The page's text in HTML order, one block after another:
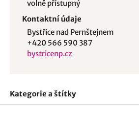
volně přístupný
Kontaktní údaje
Bystřice nad Pernštejnem
+420 566 590 387
bystricenp.cz
Kategorie a štítky